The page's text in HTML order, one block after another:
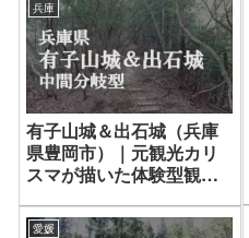
兵庫
有子山城＆出石城（兵庫
県豊岡市）｜元観光カリ
スマが描いた体験型観光
愛媛